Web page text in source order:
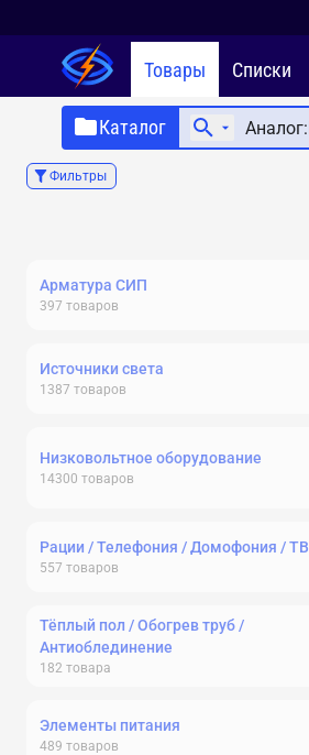
Товары Списки
Каталог
Фильтры
Арматура СИП
397 товаров
Источники света
1387 товаров
Низковольтное оборудование
14300 товаров
Рации / Телефония / Домофония / ТВ
557 товаров
Тёплый пол / Обогрев труб /
Антиоблединение
182 товара
Элементы питания
489 товаров